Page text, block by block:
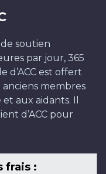
soutien
par jour, 365
d’ACC est offert
membres
aux aidants. Il
d’ACC pour
frais :